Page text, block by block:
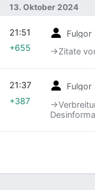
13. Oktober 2024
Fulgor
→‎Zitate
21:51
+655
Fulgor
21:37
+387